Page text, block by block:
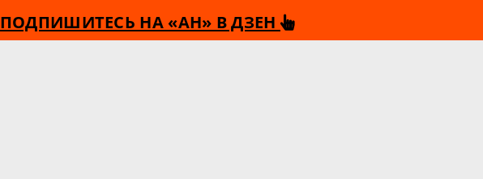
ПОДПИШИТЕСЬ НА «АН» В ДЗЕН